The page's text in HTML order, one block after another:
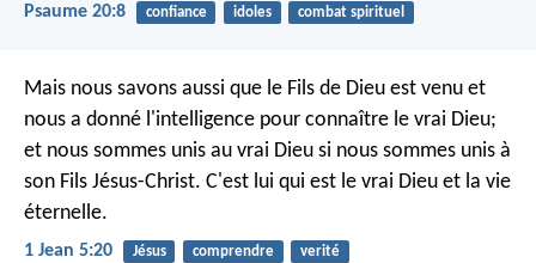
Psaume 20:8 confiance idoles combat spirituel
Mais nous savons aussi que le Fils de Dieu est venu et
nous a donné l'intelligence pour connaître le vrai Dieu;
et nous sommes unis au vrai Dieu si nous sommes unis à
son Fils Jésus-Christ. C'est lui qui est le vrai Dieu et la vie
éternelle.
1 Jean 5:20 Jésus comprendre verité